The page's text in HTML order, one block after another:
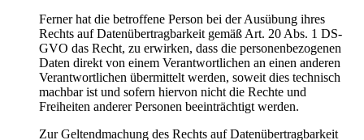
Ferner hat die betroffene Person bei der Ausübung ihres
Rechts auf Datenübertragbarkeit gemäß Art. 20 Abs. 1 DS-
GVO das Recht, zu erwirken, dass die personenbezogenen
Daten direkt von einem Verantwortlichen an einen anderen
Verantwortlichen übermittelt werden, soweit dies technisch
machbar ist und sofern hiervon nicht die Rechte und
Freiheiten anderer Personen beeinträchtigt werden.
Zur Geltendmachung des Rechts auf Datenübertragbarkeit